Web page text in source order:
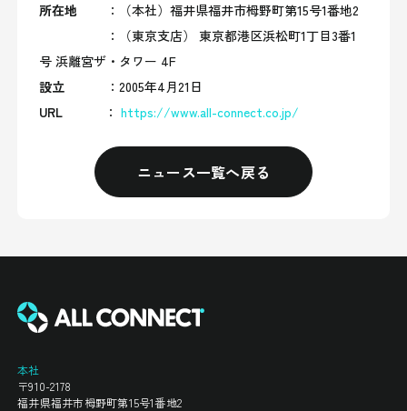
所在地 ：（本社）福井県福井市栂野町第15号1番地2
：（東京支店） 東京都港区浜松町1丁目3番1
号 浜離宮ザ・タワー 4F
設立 ：2005年4月21日
URL ：https://www.all-connect.co.jp/
ニュース一覧へ戻る
本社
〒910-2178
福井県福井市栂野町第15号1番地2